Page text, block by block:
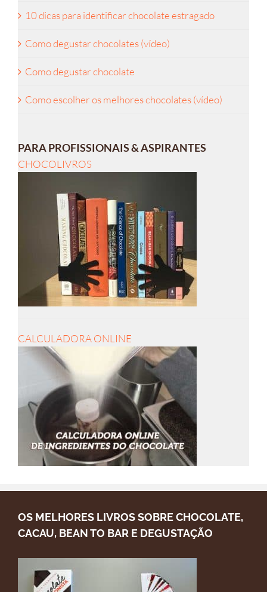
10 dicas para identificar chocolate estragado
Como degustar chocolates (vídeo)
Como degustar chocolate
Como escolher os melhores chocolates (vídeo)
PARA PROFISSIONAIS & ASPIRANTES
CHOCOLIVROS
CALCULADORA ONLINE
OS MELHORES LIVROS SOBRE CHOCOLATE,
CACAU, BEAN TO BAR E DEGUSTAÇÃO